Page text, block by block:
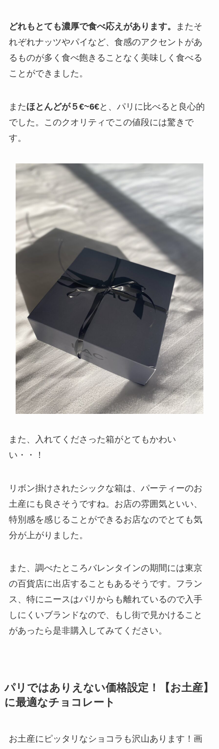
どれもとても濃厚で食べ応えがあります。
またそ
れぞれナッツやパイなど、食感のアクセントがあ
るものが多く食べ飽きることなく美味しく食べる
ことができました。
またほとんどが５€~6€と、パリに比べると良心的
でした。このクオリティでこの値段には驚きで
す。
また、入れてくださった箱がとてもかわい
い・・！
リボン掛けされたシックな箱は、パーティーのお
土産にも良さそうですね。お店の雰囲気といい、
特別感を感じることができるお店なのでとても気
分が上がりました。
また、調べたところバレンタインの期間には東京
の百貨店に出店することもあるそうです。フラン
ス、特にニースはパリからも離れているので入手
しにくいブランドなので、もし街で見かけること
があったら是非購入してみてください。
パリではありえない価格設定！【お土産】
に最適なチョコレート
お土産にピッタリなショコラも沢山あります！画